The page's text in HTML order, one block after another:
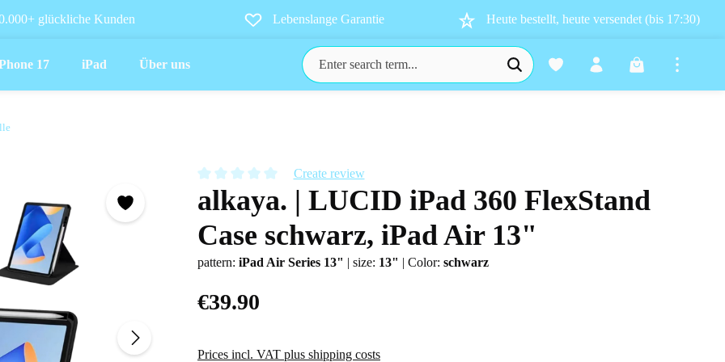
glückliche Kunden Lebenslange Garantie Heute bestellt, heute versendet (bis 17:30)
17 iPad Über uns
Shopping cart
Average rating of 0 out of 5 stars
Create review
alkaya. | LUCID iPad 360 FlexStand
Case schwarz, iPad Air 13"
pattern: iPad Air Series 13" | size: 13" | Color: schwarz
€39.90
Prices incl. VAT plus shipping costs